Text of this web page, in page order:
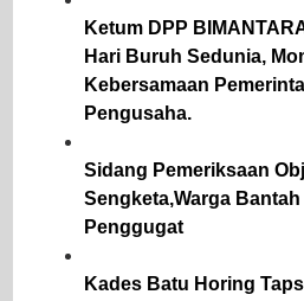
Ketum DPP
Hari Buruh Sedunia,
Kebersamaan
Pengusaha.
Sidang Pemeriksaan
Sengketa,Warga
Penggugat
Kades Batu Horing